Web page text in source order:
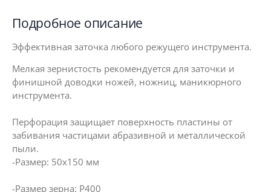
Подробное описание
Эффективная заточка любого режущего инструмента.
Мелкая зернистость рекомендуется для заточки и
финишной доводки ножей, ножниц, маникюрного
инструмента.
Перфорация защищает поверхность пластины от
забивания частицами абразивной и металлической
пыли.
-Размер: 50х150 мм
-Размер зерна: Р400